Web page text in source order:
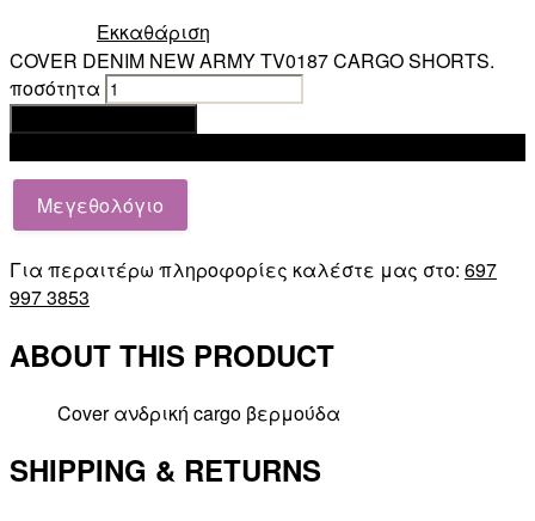
Εκκαθάριση
COVER DENIM NEW ARMY TV0187 CARGO SHORTS.
ποσότητα
Μεγεθολόγιο
Για περαιτέρω πληροφορίες καλέστε μας στο: 697
997 3853
ABOUT THIS PRODUCT
Cover ανδρική cargo βερμούδα
SHIPPING & RETURNS